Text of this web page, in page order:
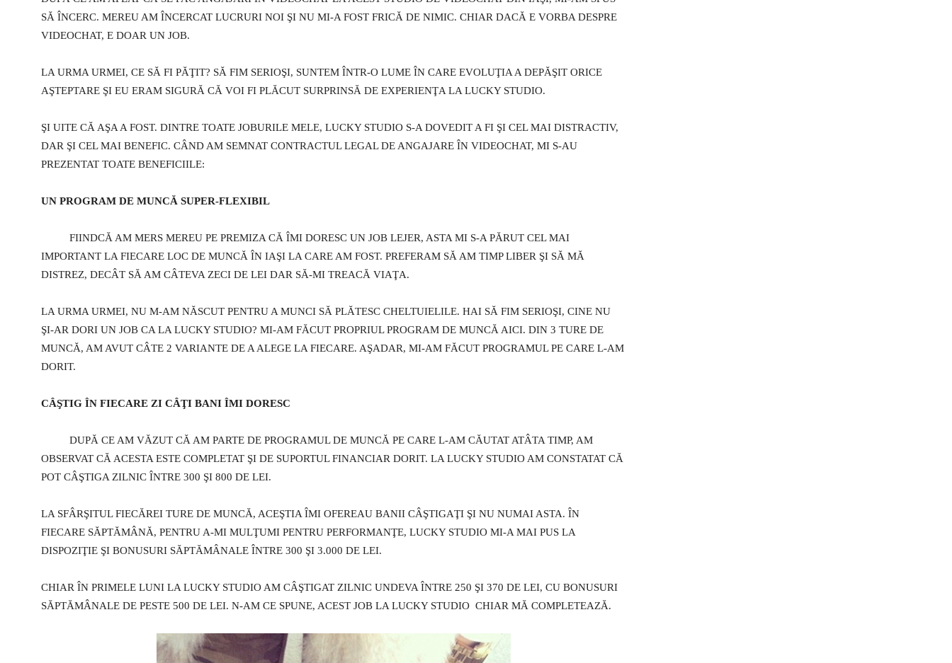
SĂ ÎNCERC. MEREU AM ÎNCERCAT LUCRURI NOI ŞI NU MI-A FOST FRICĂ DE NIMIC. CHIAR DACĂ E VORBA DESPRE
VIDEOCHAT, E DOAR UN JOB.
LA URMA URMEI, CE SĂ FI PĂŢIT? SĂ FIM SERIOŞI, SUNTEM ÎNTR-O LUME ÎN CARE EVOLUŢIA A DEPĂŞIT ORICE
AŞTEPTARE ŞI EU ERAM SIGURĂ CĂ VOI FI PLĂCUT SURPRINSĂ DE EXPERIENŢA LA LUCKY STUDIO.
ŞI UITE CĂ AŞA A FOST. DINTRE TOATE JOBURILE MELE, LUCKY STUDIO S-A DOVEDIT A FI ŞI CEL MAI DISTRACTIV,
DAR ŞI CEL MAI BENEFIC. CÂND AM SEMNAT CONTRACTUL LEGAL DE ANGAJARE ÎN VIDEOCHAT, MI S-AU
PREZENTAT TOATE BENEFICIILE:
UN PROGRAM DE MUNCĂ SUPER-FLEXIBIL
FIINDCĂ AM MERS MEREU PE PREMIZA CĂ ÎMI DORESC UN JOB LEJER, ASTA MI S-A PĂRUT CEL MAI
IMPORTANT LA FIECARE LOC DE MUNCĂ ÎN IAŞI LA CARE AM FOST. PREFERAM SĂ AM TIMP LIBER ŞI SĂ MĂ
DISTREZ, DECÂT SĂ AM CÂTEVA ZECI DE LEI DAR SĂ-MI TREACĂ VIAŢA.
LA URMA URMEI, NU M-AM NĂSCUT PENTRU A MUNCI SĂ PLĂTESC CHELTUIELILE. HAI SĂ FIM SERIOŞI, CINE NU
ŞI-AR DORI UN JOB CA LA LUCKY STUDIO? MI-AM FĂCUT PROPRIUL PROGRAM DE MUNCĂ AICI. DIN 3 TURE DE
MUNCĂ, AM AVUT CÂTE 2 VARIANTE DE A ALEGE LA FIECARE. AŞADAR, MI-AM FĂCUT PROGRAMUL PE CARE L-AM
DORIT.
CÂŞTIG ÎN FIECARE ZI CÂŢI BANI ÎMI DORESC
DUPĂ CE AM VĂZUT CĂ AM PARTE DE PROGRAMUL DE MUNCĂ PE CARE L-AM CĂUTAT ATÂTA TIMP, AM
OBSERVAT CĂ ACESTA ESTE COMPLETAT ŞI DE SUPORTUL FINANCIAR DORIT. LA LUCKY STUDIO AM CONSTATAT CĂ
POT CÂŞTIGA ZILNIC ÎNTRE 300 ŞI 800 DE LEI.
LA SFÂRŞITUL FIECĂREI TURE DE MUNCĂ, ACEŞTIA ÎMI OFEREAU BANII CÂŞTIGAŢI ŞI NU NUMAI ASTA. ÎN
FIECARE SĂPTĂMÂNĂ, PENTRU A-MI MULŢUMI PENTRU PERFORMANŢE, LUCKY STUDIO MI-A MAI PUS LA
DISPOZIŢIE ŞI BONUSURI SĂPTĂMÂNALE ÎNTRE 300 ŞI 3.000 DE LEI.
CHIAR ÎN PRIMELE LUNI LA LUCKY STUDIO AM CÂŞTIGAT ZILNIC UNDEVA ÎNTRE 250 ŞI 370 DE LEI, CU BONUSURI
SĂPTĂMÂNALE DE PESTE 500 DE LEI. N-AM CE SPUNE, ACEST JOB LA LUCKY STUDIO CHIAR MĂ COMPLETEAZĂ.